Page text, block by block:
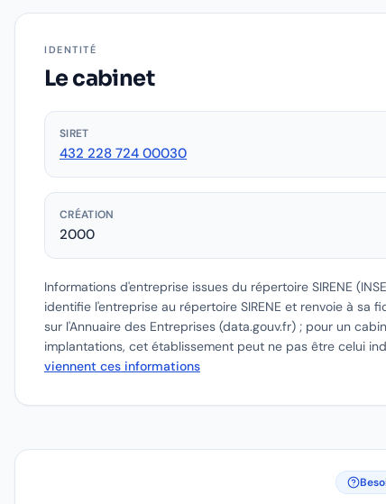
IDENTITÉ
Le cabinet
SIRET
432 228 724 00030
CRÉATION
2000
Informations d'entreprise issues du répertoire SIRENE
identifie l'entreprise au répertoire SIRENE et renvoie à sa
sur l'Annuaire des Entreprises (data.gouv.fr) ; pour un
implantations, cet établissement peut ne pas être celui
viennent ces informations